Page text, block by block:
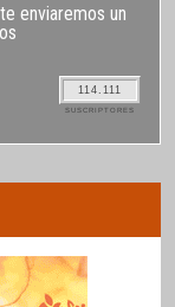
enviaremos un
114.111
SUSCRIPTORES